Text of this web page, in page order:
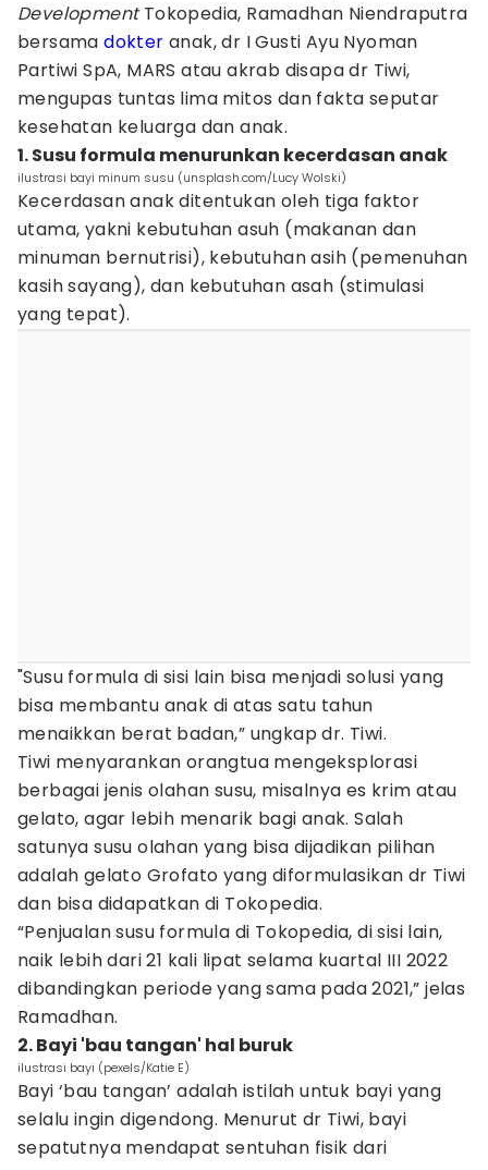
DevelopmentTokopedia, Ramadhan Niendraputra
bersamadokter anak, dr I Gusti Ayu Nyoman
Partiwi SpA, MARS atau akrab disapa dr Tiwi,
mengupas tuntas lima mitos dan fakta seputar
kesehatan keluarga dan anak.
1. Susu formula menurunkan kecerdasan anak
ilustrasi bayi minum susu (unsplash.com/Lucy Wolski)
Kecerdasan anak ditentukan oleh tiga faktor
utama, yakni kebutuhan asuh (makanan dan
minuman bernutrisi), kebutuhan asih (pemenuhan
kasih sayang), dan kebutuhan asah (stimulasi
yang tepat).
"Susu formula di sisi lain bisa menjadi solusi yang
bisa membantu anak di atas satu tahun
menaikkan berat badan,” ungkap dr. Tiwi.
Tiwi menyarankan orangtua mengeksplorasi
berbagai jenis olahan susu, misalnya es krim atau
gelato, agar lebih menarik bagi anak. Salah
satunya susu olahan yang bisa dijadikan pilihan
adalah gelato Grofato yang diformulasikan dr Tiwi
dan bisa didapatkan di Tokopedia.
“Penjualan susu formula di Tokopedia, di sisi lain,
naik lebih dari 21 kali lipat selama kuartal III 2022
dibandingkan periode yang sama pada 2021,” jelas
Ramadhan.
2. Bayi 'bau tangan' hal buruk
ilustrasi bayi (pexels/Katie E)
Bayi ‘bau tangan’ adalah istilah untuk bayi yang
selalu ingin digendong. Menurut dr Tiwi, bayi
sepatutnya mendapat sentuhan fisik dari